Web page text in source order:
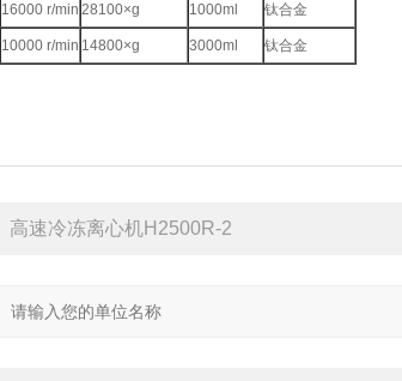
16000 r/min 28100×g 1000ml 钛合金
10000 r/min 14800×g 3000ml 钛合金